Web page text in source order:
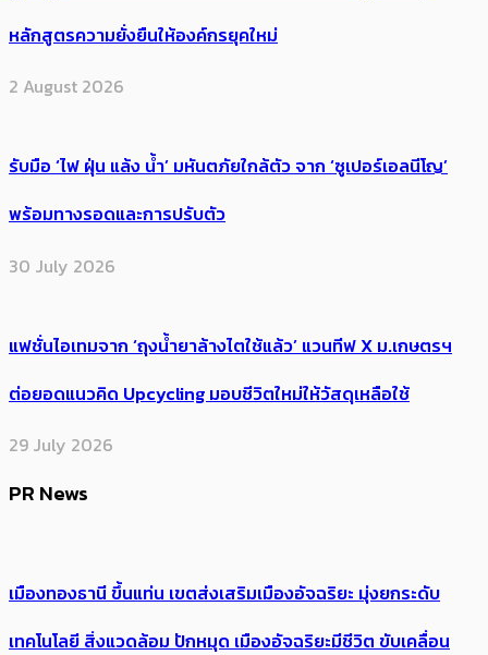
หลักสูตรความยั่งยืนให้องค์กรยุคใหม่
2 August 2026
รับมือ ‘ไฟ ฝุ่น แล้ง น้ำ’ มหันตภัยใกล้ตัว จาก ‘ซูเปอร์เอลนีโญ’
พร้อมทางรอดและการปรับตัว
30 July 2026
แฟชั่นไอเทมจาก ‘ถุงน้ำยาล้างไตใช้แล้ว’ แวนทีฟ X ม.เกษตรฯ
ต่อยอดแนวคิด Upcycling มอบชีวิตใหม่ให้วัสดุเหลือใช้
29 July 2026
PR News
เมืองทองธานี ขึ้นแท่น เขตส่งเสริมเมืองอัจฉริยะ มุ่งยกระดับ
เทคโนโลยี สิ่งแวดล้อม ปักหมุด เมืองอัจฉริยะมีชีวิต ขับเคลื่อน